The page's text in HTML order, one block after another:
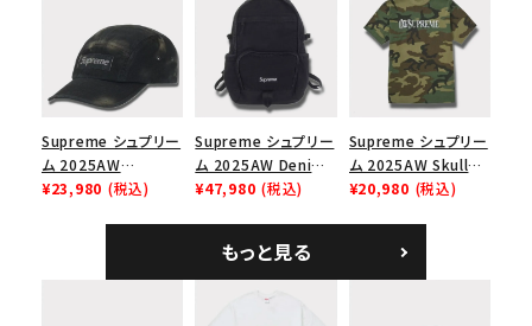
ー スニーカー ホワイ
Panel Cap ピグメン
トコーテッド 2トーン
エスロゴ 6パネルキャ
ップ ブラック
Supreme シュプリー
ム 2025AW
Overdyed Camp
¥23,980 (税込)
Supreme シュプリー
ム 2025AW Denim
Backpack デニム バ
¥47,980 (税込)
Supreme シュプリー
ム 2025AW Skull
Tee スカル Tシャ
¥20,980 (税込)
もっと見る